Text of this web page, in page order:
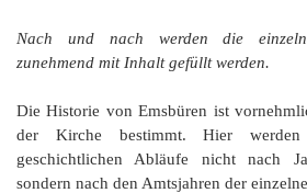
Nach und nach werden die
zunehmend mit Inhalt gefüllt werden.
Die Historie von Emsbüren ist
der Kirche bestimmt. Hier
geschichtlichen Abläufe nicht nach
sondern nach den Amtsjahren der